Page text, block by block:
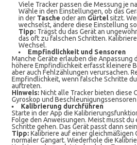
Viele Tracker passen die Messung je
Wähle in den Einstellungen, ob das
in der Tasche oder am Gürtelsitzt.
wechselst, ändere diese Einstellung
Tipp: Trägst du das Gerät an
das oft zu falschen Schritten.
Wechsel.
Empfindlichkeit und Sensoren
Manche Geräte erlauben die Anpassung
höhere Empfindlichkeit erfasst kleinere
aber auch Fehlzählungen verursachen.
Empfindlichkeit, wenn falsche Schritte
auftreten.
Hinweis: Nicht alle Tracker bieten diese
Gyroskop und
Kalibrierung durchführen
Starte in der App die
Folge den Anweisungen. Meist musst
Schritte gehen. Das Gerät passt dann
Tipp: Kalibriere auf einer gleichmäßigen
normaler Gangart. Wiederhole die